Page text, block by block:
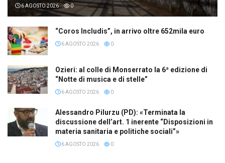
6 AGOSTO 2026 0
“Coros Includis”, in arrivo oltre 652mila euro
6 AGOSTO 2026 0
Ozieri: al colle di Monserrato la 6ª edizione di
“Notte di musica e di stelle”
6 AGOSTO 2026 0
Alessandro Pilurzu (PD): «Terminata la
discussione dell’art. 1 inerente “Disposizioni in
materia sanitaria e politiche sociali”»
6 AGOSTO 2026 0